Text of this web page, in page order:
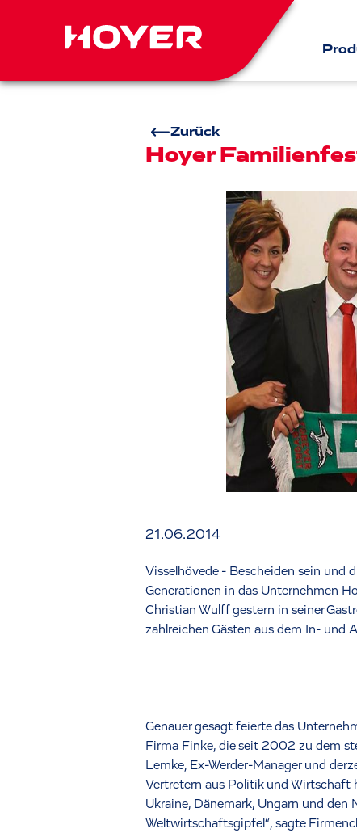
Zurück
Hoyer
21.06.2014
Visselhövede - Bescheiden sein und
Generationen in das Unternehmen
Christian Wulff gestern in seiner
zahlreichen Gästen aus dem In- und
Genauer gesagt feierte das
Firma Finke, die seit 2002 zu dem
Lemke, Ex-Werder-Manager und
Vertretern aus Politik und Wirtschaft
Ukraine, Dänemark, Ungarn und den
Weltwirtschaftsgipfel“, sagte